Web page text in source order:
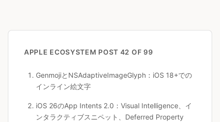
APPLE ECOSYSTEM POST 42 OF 99
GenmojiとNSAdaptiveImageGlyph：iOS 18+での
インライン絵文字
iOS 26のApp Intents 2.0：Visual Intelligence、イ
ンタラクティブスニペット、Deferred Property